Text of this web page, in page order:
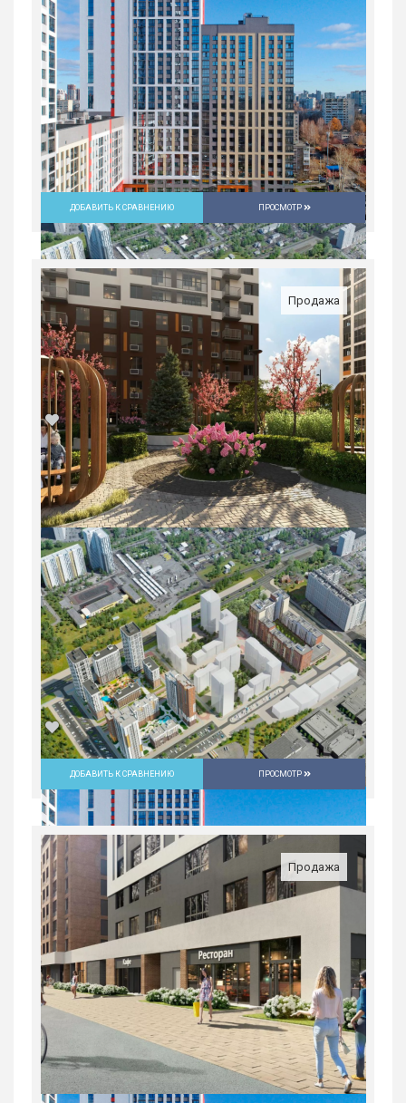
1-комн. квартира в ЖК «Русь» на
ВИЗе...
Россия, Свердловская область,
Екатеринбург
5 547 600 руб.
1 22/31
3-комн. квартира в ЖК «Русь» на
ВИЗе...
Россия, Свердловская область,
Екатеринбург
8 963 100 руб.
20/31
ДОБАВИТЬ К СРАВНЕНИЮ ПРОСМОТР
Продажа
ДОБАВИТЬ К СРАВНЕНИЮ ПРОСМОТР
Продажа